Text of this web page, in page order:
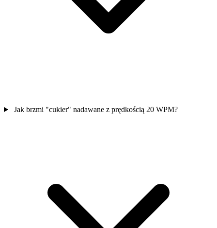
Jak brzmi "cukier" nadawane z prędkością 20 WPM?